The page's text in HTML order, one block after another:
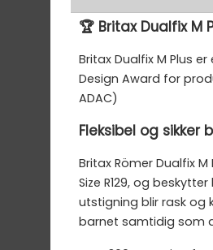
🏆 Britax Dualfix M
Britax Dualfix M Plus
Design Award for
ADAC)
Fleksibel og sikker
Britax Römer Dualfix
Size R129, og
utstigning blir rask og
barnet samtidig som